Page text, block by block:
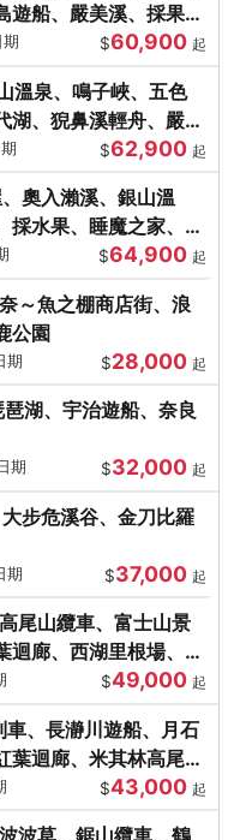
遊船、嚴美溪、採果烤
$60,900 起
溫泉、鳴子峽、五色
湖、猊鼻溪輕舟、嚴美
$62,900 起
奧入瀨溪、銀山溫
採水果、睡魔之家、法
$64,900 起
～魚之棚商店街、浪
公園
期 $28,000 起
湖、宇治遊船、奈良
期 $32,000 起
步危溪谷、金刀比羅
期 $37,000 起
尾山纜車、富士山景
迴廊、西湖里根場、銀
$49,000 起
、長瀞川遊船、月石
葉迴廊、米其林高尾
$43,000 起